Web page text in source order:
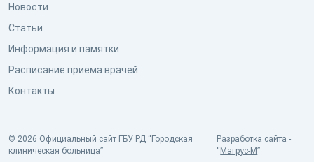
Новости
Статьи
Информация и памятки
Расписание приема врачей
Контакты
© 2026 Официальный сайт ГБУ РД “Городская
клиническая больница”
Разработка сайта -
“ Магрус-М”